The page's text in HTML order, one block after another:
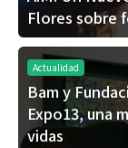
Flores sobre
Actualidad
Bam y
Expo13, una
vidas